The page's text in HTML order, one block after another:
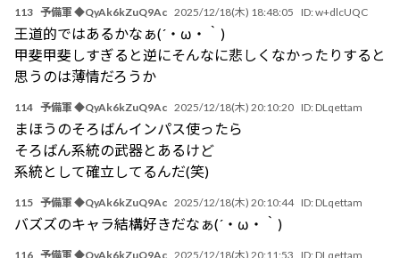
113 予備軍 ◆QyAk6kZuQ9Ac 2025/12/18(木) 18:48:05 ID:w+dlcUQC
王道的ではあるかなぁ(´・ω・｀)
甲斐甲斐しすぎると逆にそんなに悲しくなかったりすると
思うのは薄情だろうか
114 予備軍 ◆QyAk6kZuQ9Ac 2025/12/18(木) 20:10:20 ID: DLqettam
まほうのそろばんインパス使ったら
そろばん系統の武器とあるけど
系統として確立してるんだ(笑)
115 予備軍 ◆QyAk6kZuQ9Ac 2025/12/18(木) 20:10:44 ID: DLqettam
バズズのキャラ結構好きだなぁ(´・ω・｀)
116 予備軍 ◆QyAk6kZuQ9Ac 2025/12/18(木) 20:11:53 ID: DLqettam